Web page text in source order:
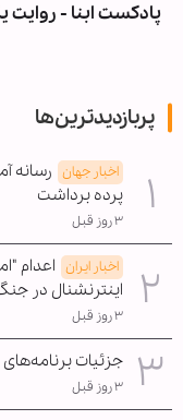
پادکست ابنا -
پربازدیدترین‌ها
اخبار جهان رسانه
پرده برداشت
۳ روز قبل
اخبار ایران اعدام
اینترنشنال در جنگ‌های ۱۲ روزه
۳ روز قبل
جزئیات
۳ روز قبل